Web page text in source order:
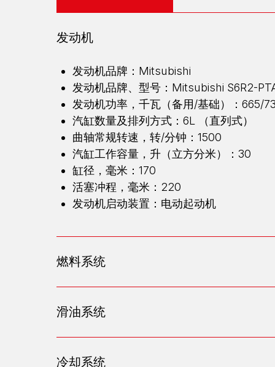
发动机
发动机品牌：Mitsubishi
发动机品牌、型号：Mitsubishi S6R2-
发动机功率，千瓦（备用/基础）：665/
汽缸数量及排列方式：6L （直列式）
曲轴常规转速，转/分钟：1500
汽缸工作容量，升（立方分米）：30
缸径，毫米：170
活塞冲程，毫米：220
发动机启动装置：电动起动机
燃料系统
滑油系统
冷却系统